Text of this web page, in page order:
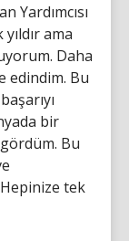
Yardımcısı
ama
Daha
edindim. Bu
bir
Bu
tek